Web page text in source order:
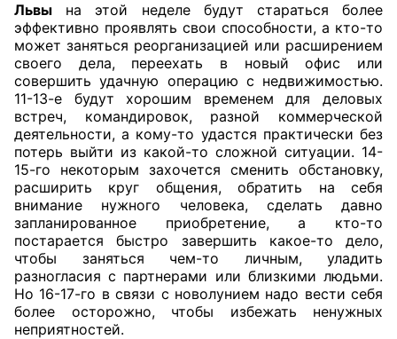
Львы на этой неделе будут стараться более
эффективно проявлять свои способности, а кто-то
может заняться реорганизацией или расширением
своего дела, переехать в новый офис или
совершить удачную операцию с недвижимостью.
11-13-е будут хорошим временем для деловых
встреч, командировок, разной коммерческой
деятельности, а кому-то удастся практически без
потерь выйти из какой-то сложной ситуации. 14-
15-го некоторым захочется сменить обстановку,
расширить круг общения, обратить на себя
внимание нужного человека, сделать давно
запланированное приобретение, а кто-то
постарается быстро завершить какое-то дело,
чтобы заняться чем-то личным, уладить
разногласия с партнерами или близкими людьми.
Но 16-17-го в связи с новолунием надо вести себя
более осторожно, чтобы избежать ненужных
неприятностей.